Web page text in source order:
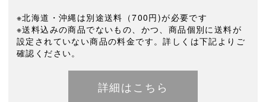
※北海道・沖縄は別途送料（700円)が必要です
※送料込みの商品でないもの、かつ、商品個別に送料が
設定されていない商品の料金です。詳しくは下記よりご
確認ください。
詳細はこちら